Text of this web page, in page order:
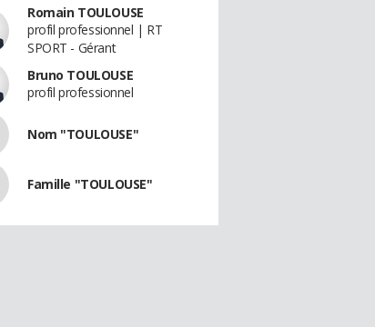
Romain TOULOUSE
profil professionnel | RT
SPORT - Gérant
Bruno TOULOUSE
profil professionnel
Nom "TOULOUSE"
Famille "TOULOUSE"